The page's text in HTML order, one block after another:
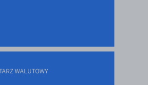
WALUTOWY